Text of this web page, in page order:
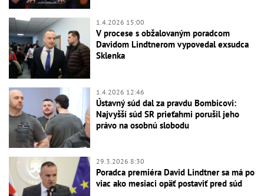
1.4.2026 15:00
V procese s obžalovaným poradcom
Davidom Lindtnerom vypovedal exsudca
Sklenka
1.4.2026 12:46
Ústavný súd dal za pravdu Bombicovi:
Najvyšší súd SR prieťahmi porušil jeho
právo na osobnú slobodu
29.3.2026 8:30
Poradca premiéra David Lindtner sa má po
viac ako mesiaci opäť postaviť pred súd